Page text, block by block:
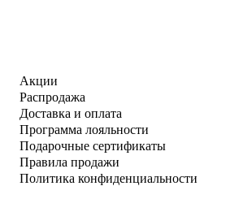
Акции
Распродажа
Доставка и оплата
Программа лояльности
Подарочные сертификаты
Правила продажи
Политика конфиденциальности